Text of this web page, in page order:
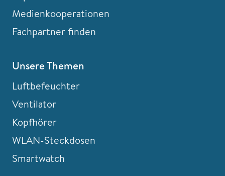
Medienkooperationen
Fachpartner finden
Unsere Themen
Luftbefeuchter
Ventilator
Kopfhörer
WLAN-Steckdosen
Smartwatch